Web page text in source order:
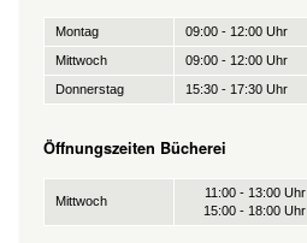
Montag
09:00 - 12:00 Uhr
Mittwoch
09:00 - 12:00 Uhr
Donnerstag
15:30 - 17:30 Uhr
Öffnungszeiten Bücherei
Mittwoch
11:00 - 13:00 Uhr
15:00 - 18:00 Uhr